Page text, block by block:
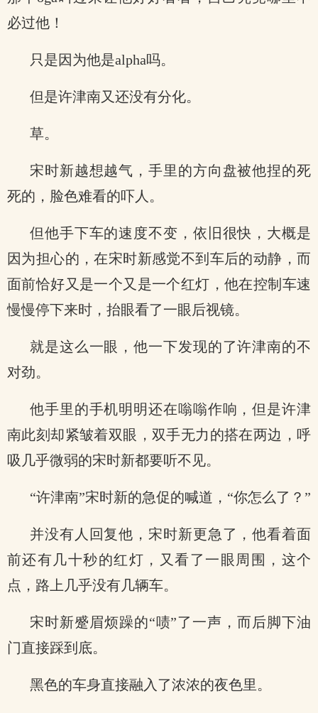
必过他！
只是因为他是alpha吗。
但是许津南又还没有分化。
草。
宋时新越想越气，手里的方向盘被他捏的死
死的，脸色难看的吓人。
但他手下车的速度不变，依旧很快，大概是
因为担心的，在宋时新感觉不到车后的动静，而
面前恰好又是一个又是一个红灯，他在控制车速
慢慢停下来时，抬眼看了一眼后视镜。
就是这么一眼，他一下发现的了许津南的不
对劲。
他手里的手机明明还在嗡嗡作响，但是许津
南此刻却紧皱着双眼，双手无力的搭在两边，呼
吸几乎微弱的宋时新都要听不见。
“许津南”宋时新的急促的喊道，“你怎么了？”
并没有人回复他，宋时新更急了，他看着面
前还有几十秒的红灯，又看了一眼周围，这个
点，路上几乎没有几辆车。
宋时新蹙眉烦躁的“啧”了一声，而后脚下油
门直接踩到底。
黑色的车身直接融入了浓浓的夜色里。